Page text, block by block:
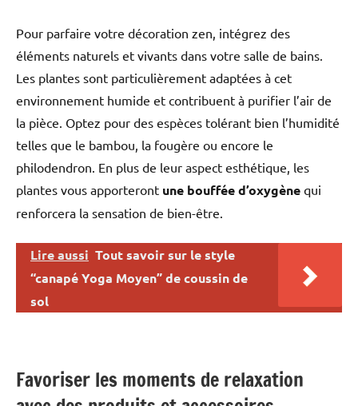
Pour parfaire votre décoration zen, intégrez des
éléments naturels et vivants dans votre salle de bains.
Les plantes sont particulièrement adaptées à cet
environnement humide et contribuent à purifier l’air de
la pièce. Optez pour des espèces tolérant bien l’humidité
telles que le bambou, la fougère ou encore le
philodendron. En plus de leur aspect esthétique, les
plantes vous apporteront une bouffée d’oxygène qui
renforcera la sensation de bien-être.
Lire aussi Tout savoir sur le style
“canapé Yoga Moyen” de coussin de
sol
Favoriser les moments de relaxation